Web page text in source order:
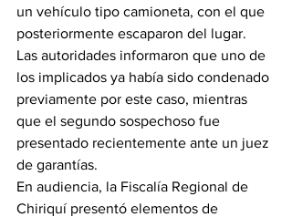
un vehículo tipo camioneta, con el que
posteriormente escaparon del lugar.
Las autoridades informaron que uno de
los implicados ya había sido condenado
previamente por este caso, mientras
que el segundo sospechoso fue
presentado recientemente ante un juez
de garantías.
En audiencia, la Fiscalía Regional de
Chiriquí presentó elementos de